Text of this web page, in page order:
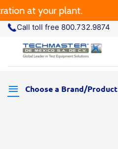
at your plant.
Call toll free 800.732.9874
Choose a Brand/Product